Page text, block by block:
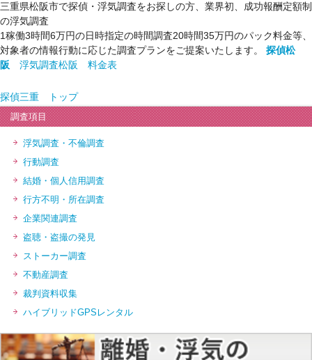
三重県松阪市で探偵・浮気調査をお探しの方、業界初、成功報酬定額制
の浮気調査
1稼働3時間6万円の日時指定の時間調査20時間35万円のパック料金等、
対象者の情報行動に応じた調査プランをご提案いたします。 探偵松
阪 浮気調査松阪 料金表
探偵三重 トップ
調査項目
浮気調査・不倫調査
行動調査
結婚・個人信用調査
行方不明・所在調査
企業関連調査
盗聴・盗撮の発見
ストーカー調査
不動産調査
裁判資料収集
ハイブリッドGPSレンタル